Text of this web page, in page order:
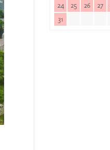
24 25 26 27
31